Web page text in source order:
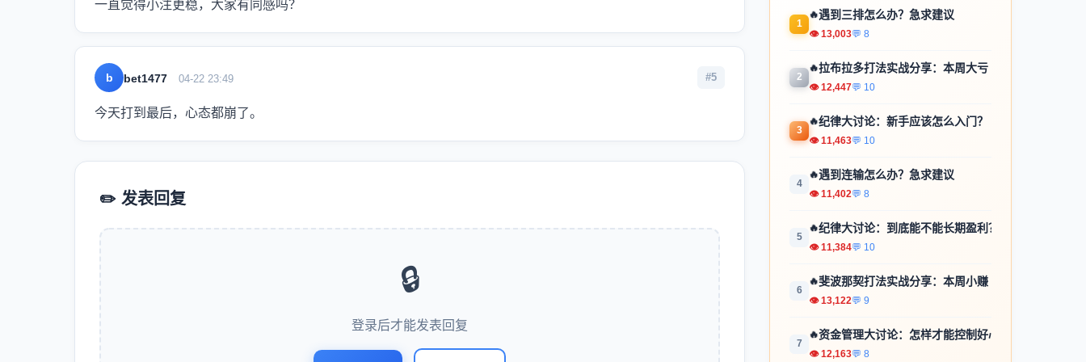
一直觉得小注更稳，大家有同感吗？
b bet1477 04-22 23:49 #5
今天打到最后，心态都崩了。
✏️ 发表回复
🔒
登录后才能发表回复
1
🔥遇到三排怎么办？急求建议
👁 13,003💬 8
2
🔥拉布拉多打法实战分享：本周大亏
👁 12,447💬 10
3
🔥纪律大讨论：新手应该怎么入门？
👁 11,463💬 10
4
🔥遇到连输怎么办？急求建议
👁 11,402💬 8
5
🔥纪律大讨论：到底能不能长期盈利？
👁 11,384💬 10
6
🔥斐波那契打法实战分享：本周小赚
👁 13,122💬 9
7
🔥资金管理大讨论：怎样才能控制好心...
👁 12,163💬 8